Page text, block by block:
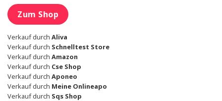
Zum Shop
Verkauf durch Aliva
Verkauf durch Schnelltest Store
Verkauf durch Amazon
Verkauf durch Cse Shop
Verkauf durch Aponeo
Verkauf durch Meine Onlineapo
Verkauf durch Sqs Shop